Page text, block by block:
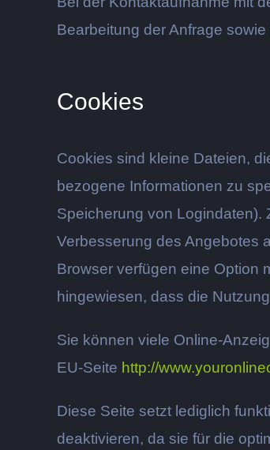
Bearbeitung der Anfrage
Cookies
Cookies sind kleine Dateien,
bezogene Informationen zu
Speicherung von Logindaten).
Verbesserung des Angebotes
Browser verfügen eine Option
hingewiesen, dass die
Sie können viele Online-
EU-Seite http://
Diese Seite setzt lediglich
deaktivieren, da sie für die